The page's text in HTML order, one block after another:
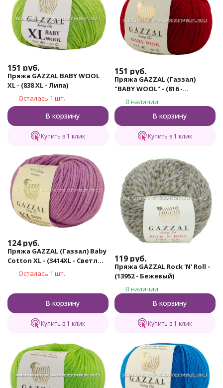
151 руб.
Пряжа GAZZAL BABY WOOL
XL - (838 XL - Липа)
Осталась 1 шт.
В корзину
Купить в 1 клик
151 руб.
Пряжа GAZZAL (Газзал)
"BABY WOOL" - (816 -
Бордовый)
В наличии
В корзину
Купить в 1 клик
124 руб.
Пряжа GAZZAL (Газзал) Baby
Cotton XL - (3414XL - Светлый
цикламен)
Осталась 1 шт.
В корзину
Купить в 1 клик
119 руб.
Пряжа GAZZAL Rock 'N' Roll -
(13952 - Бежевый)
В наличии
В корзину
Купить в 1 клик